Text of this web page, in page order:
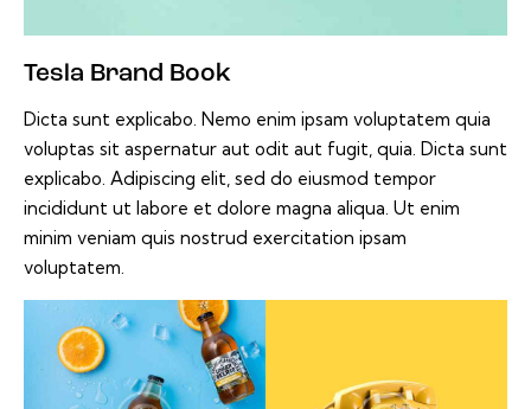
Tesla Brand Book
Dicta sunt explicabo. Nemo enim ipsam voluptatem quia
voluptas sit aspernatur aut odit aut fugit, quia. Dicta sunt
explicabo. Adipiscing elit, sed do eiusmod tempor
incididunt ut labore et dolore magna aliqua. Ut enim
minim veniam quis nostrud exercitation ipsam
voluptatem.